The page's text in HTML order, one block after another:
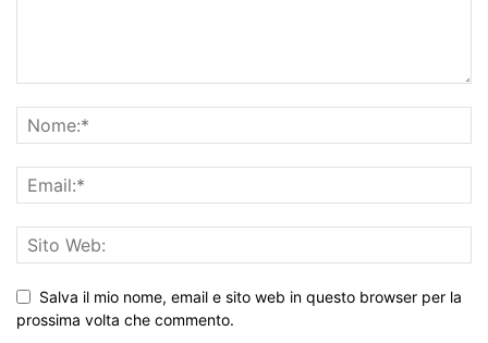
Salva il mio nome, email e sito web in questo browser per la
prossima volta che commento.